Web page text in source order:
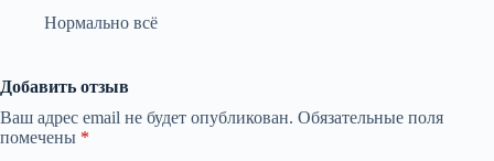
Нормально всё
Добавить отзыв
Ваш адрес email не будет опубликован. Обязательные поля
помечены *